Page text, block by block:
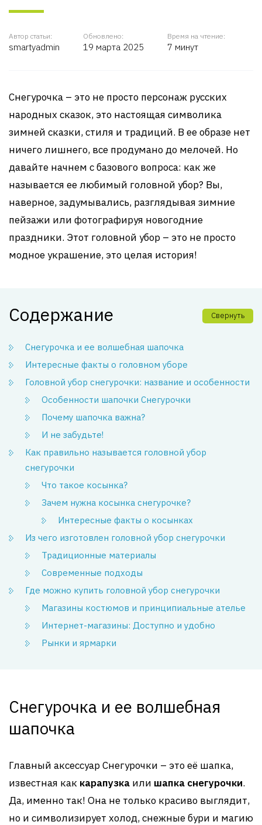
Автор статьи:
smartyadmin
Обновлено:
19 марта 2025
Время на чтение:
7 минут
Снегурочка – это не просто персонаж русских
народных сказок, это настоящая символика
зимней сказки, стиля и традиций. В ее образе нет
ничего лишнего, все продумано до мелочей. Но
давайте начнем с базового вопроса: как же
называется ее любимый головной убор? Вы,
наверное, задумывались, разглядывая зимние
пейзажи или фотографируя новогодние
праздники. Этот головной убор – это не просто
модное украшение, это целая история!
Содержание Свернуть
Снегурочка и ее волшебная шапочка
Интересные факты о головном уборе
Головной убор снегурочки: название и особенности
Особенности шапочки Снегурочки
Почему шапочка важна?
И не забудьте!
Как правильно называется головной убор
снегурочки
Что такое косынка?
Зачем нужна косынка снегурочке?
Интересные факты о косынках
Из чего изготовлен головной убор снегурочки
Традиционные материалы
Современные подходы
Где можно купить головной убор снегурочки
Магазины костюмов и принципиальные ателье
Интернет-магазины: Доступно и удобно
Рынки и ярмарки
Снегурочка и ее волшебная
шапочка
Главный аксессуар Снегурочки – это её шапка,
известная как карапузка или шапка снегурочки.
Да, именно так! Она не только красиво выглядит,
но и символизирует холод, снежные бури и магию